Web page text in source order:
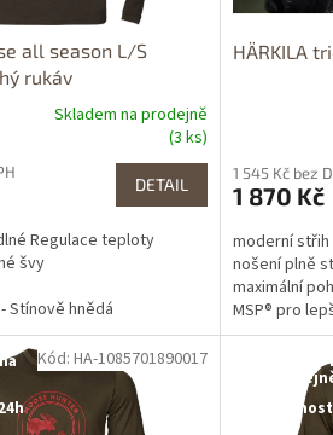
all season L/S
rukáv
Skladem na prodejně
(3 ks)
DETAIL
Regulace teploty
švy
Stínově hnědá
HÄRKILA
1 545 Kč bez
1 870 Kč
moderní
nošení plně
maximální
MSP® pro
a zale...
Kód: HA-1085701890017 Dostupné